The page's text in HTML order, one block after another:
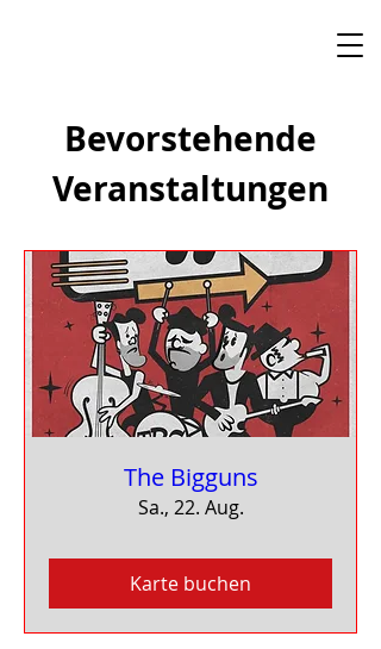
Bevorstehende
Veranstaltungen
The Bigguns
Sa., 22. Aug.
Karte buchen